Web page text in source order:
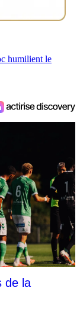
humilient le
de la